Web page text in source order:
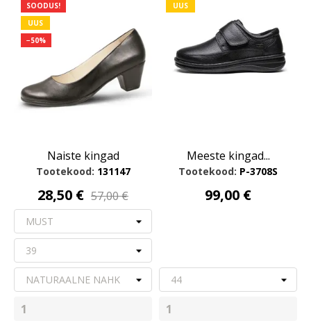
SOODUS!
UUS
−50%
Naiste kingad
Tootekood: 131147
28,50 € 57,00 €
UUS
Meeste kingad...
Tootekood: P-3708S
99,00 €